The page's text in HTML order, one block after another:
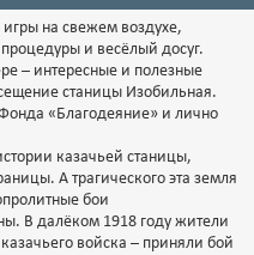
игры на свежем воздухе,
и весёлый досуг.
– интересные и полезные
станицы Изобильная.
«Благодеяние» и лично
казачьей станицы,
А трагического эта земля
бои
В далёком 1918 году жители
войска – приняли бой